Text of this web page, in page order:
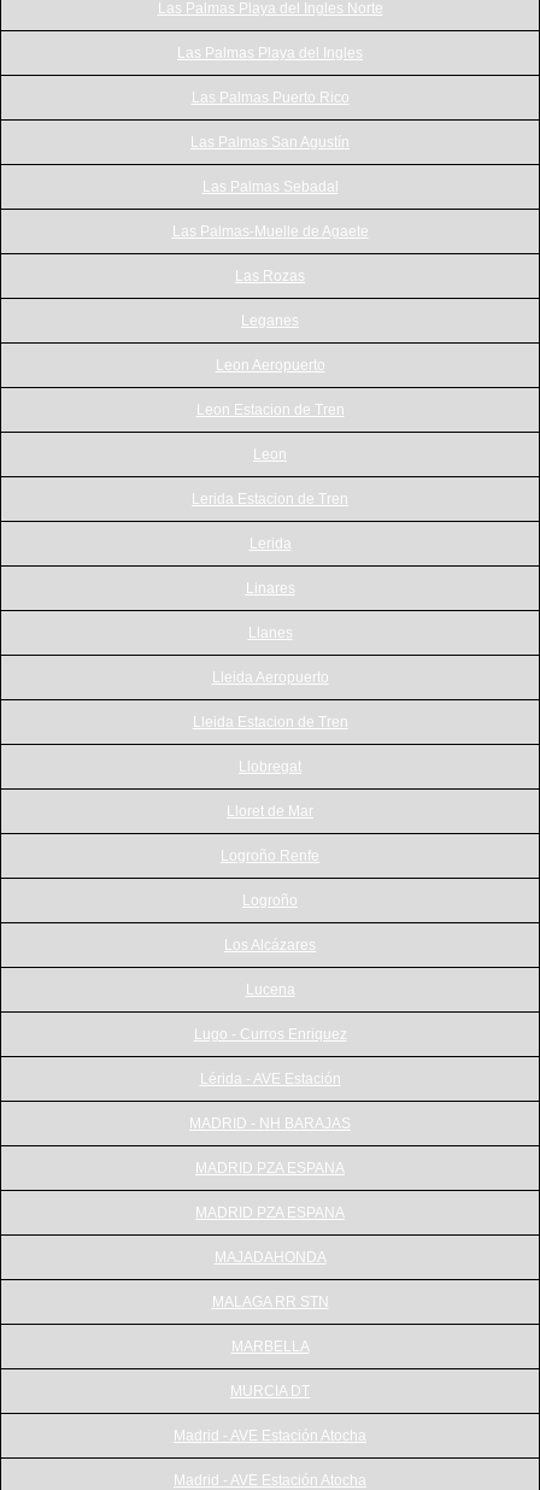
Las Palmas Playa del Ingles Norte
Las Palmas Playa del Ingles
Las Palmas Puerto Rico
Las Palmas San Agustín
Las Palmas Sebadal
Las Palmas-Muelle de Agaete
Las Rozas
Leganes
Leon Aeropuerto
Leon Estacion de Tren
Leon
Lerida Estacion de Tren
Lerida
Linares
Llanes
Lleida Aeropuerto
Lleida Estacion de Tren
Llobregat
Lloret de Mar
Logroño Renfe
Logroño
Los Alcázares
Lucena
Lugo - Curros Enriquez
Lérida - AVE Estación
MADRID - NH BARAJAS
MADRID PZA ESPANA
MADRID PZA ESPANA
MAJADAHONDA
MALAGA RR STN
MARBELLA
MURCIA DT
Madrid - AVE Estación Atocha
Madrid - AVE Estación Atocha